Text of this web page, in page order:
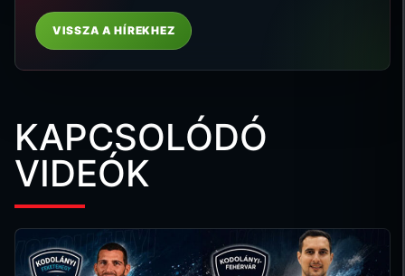
VISSZA A HÍREKHEZ
KAPCSOLÓDÓ
VIDEÓK